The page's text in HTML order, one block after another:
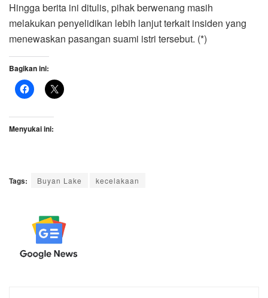
Hingga berita ini ditulis, pihak berwenang masih
melakukan penyelidikan lebih lanjut terkait insiden yang
menewaskan pasangan suami istri tersebut. (*)
Bagikan ini:
Menyukai ini:
Tags: Buyan Lake kecelakaan